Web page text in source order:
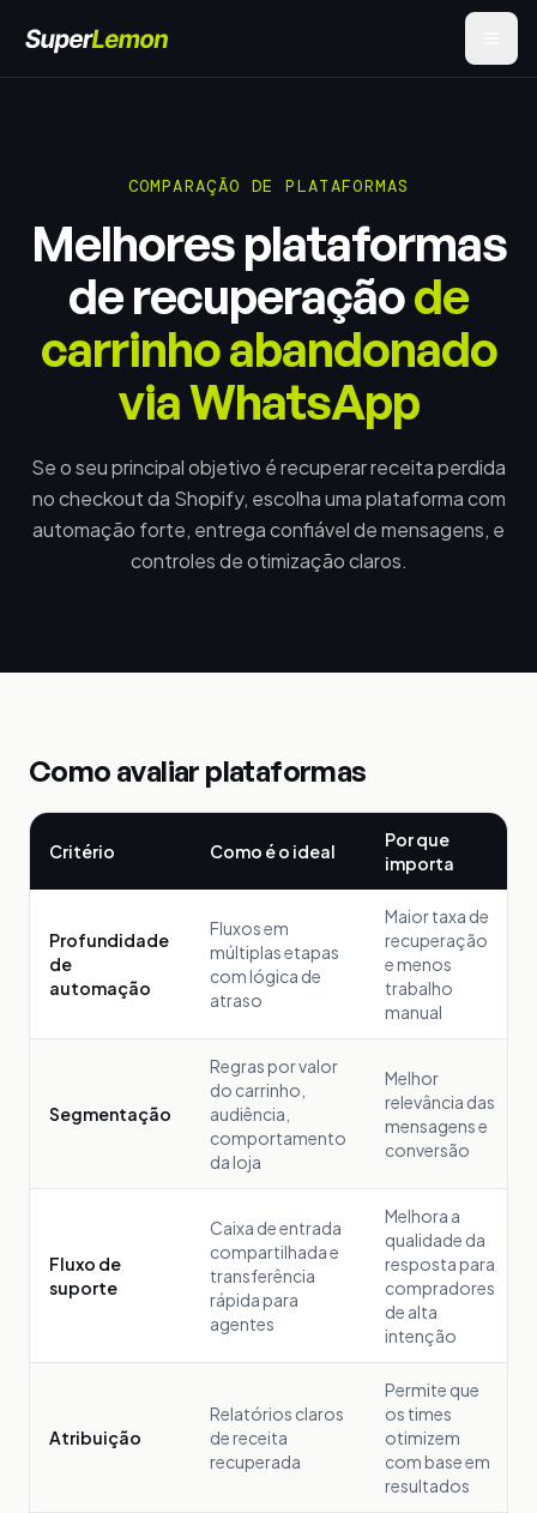
COMPARAÇÃO DE PLATAFORMAS
Melhores plataformas
de recuperaçãode
carrinho abandonado
via WhatsApp
Se o seu principal objetivo é recuperar receita perdida
no checkout da Shopify, escolha uma plataforma com
automação forte, entrega confiável de mensagens, e
controles de otimização claros.
Como avaliar plataformas
Critério Como é o ideal
Por que
importa
Profundidade
de
automação
Fluxos em
múltiplas etapas
com lógica de
atraso
Maior taxa de
recuperação
e menos
trabalho
manual
Segmentação
Regras por valor
do carrinho,
audiência,
comportamento
da loja
Melhor
relevância das
mensagens e
conversão
Fluxo de
suporte
Caixa de entrada
compartilhada e
transferência
rápida para
agentes
Melhora a
qualidade da
resposta para
compradores
de alta
intenção
Atribuição
Relatórios claros
de receita
recuperada
Permite que
os times
otimizem
com base em
resultados